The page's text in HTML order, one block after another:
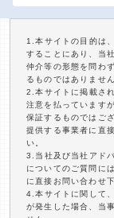
1.本サイトの目的は
することにあり、当
仲介等の形態を問わ
るものではありません
2.本サイトに掲載さ
注意を払っています
保証するものではご
提供する事業者に直
い。
3.当社及び当社アド
についてのご質問に
に直接お問い合わせ
4.本サイトに関して
が発生した場合、当